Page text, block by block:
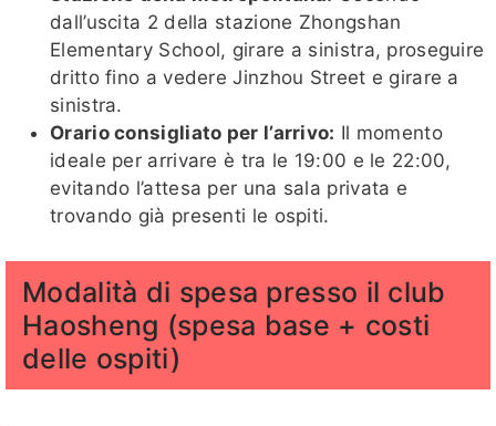
dall’uscita 2 della stazione Zhongshan
Elementary School, girare a sinistra, proseguire
dritto fino a vedere Jinzhou Street e girare a
sinistra.
Orario consigliato per l’arrivo: Il momento
ideale per arrivare è tra le 19:00 e le 22:00,
evitando l’attesa per una sala privata e
trovando già presenti le ospiti.
Modalità di spesa presso il club
Haosheng (spesa base + costi
delle ospiti)